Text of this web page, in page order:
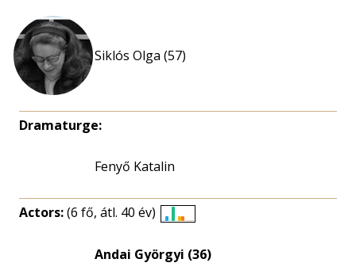
Siklós Olga (57)
Dramaturge:
Fenyő Katalin
Actors:(6 fő, átl. 40 év)
eloszlás
nagyítása
Andai Györgyi (36)